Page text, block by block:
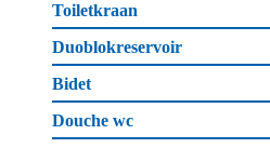
Toiletkraan
Duoblokreservoir
Bidet
Douche wc